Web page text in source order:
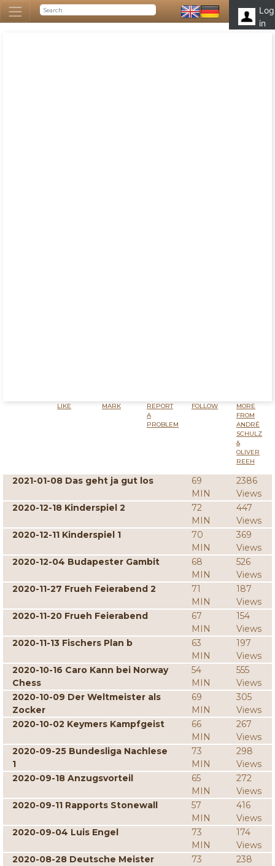
Log
in
LIKE MARK
REPORT
A
PROBLEM
FOLLOW
MORE
FROM
ANDRÉ
SCHULZ
&
OLIVER
REEH
2021-01-08 Das geht ja gut los
69
MIN
2386
Views
2020-12-18 Kinderspiel 2
72
MIN
447
Views
2020-12-11 Kinderspiel 1
70
MIN
369
Views
2020-12-04 Budapester Gambit
68
MIN
526
Views
2020-11-27 Frueh Feierabend 2
71
MIN
187
Views
2020-11-20 Frueh Feierabend
67
MIN
154
Views
2020-11-13 Fischers Plan b
63
MIN
197
Views
2020-10-16 Caro Kann bei Norway
Chess
54
MIN
555
Views
2020-10-09 Der Weltmeister als
Zocker
69
MIN
305
Views
2020-10-02 Keymers Kampfgeist
66
MIN
267
Views
2020-09-25 Bundesliga Nachlese
1
73
MIN
298
Views
2020-09-18 Anzugsvorteil
65
MIN
272
Views
2020-09-11 Rapports Stonewall
57
MIN
416
Views
2020-09-04 Luis Engel
73
MIN
174
Views
2020-08-28 Deutsche Meister
73
238